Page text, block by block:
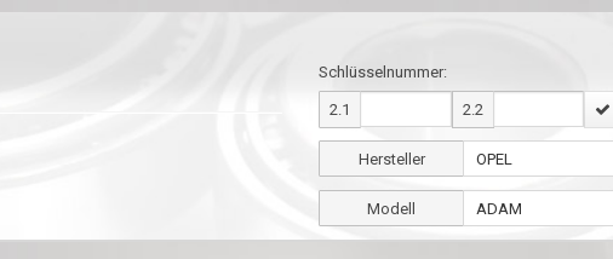
Schlüsselnummer:
2.1 2.2
Hersteller
Modell